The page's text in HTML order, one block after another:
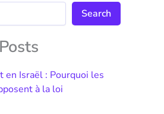
Search
en Israël : Pourquoi les
à la loi